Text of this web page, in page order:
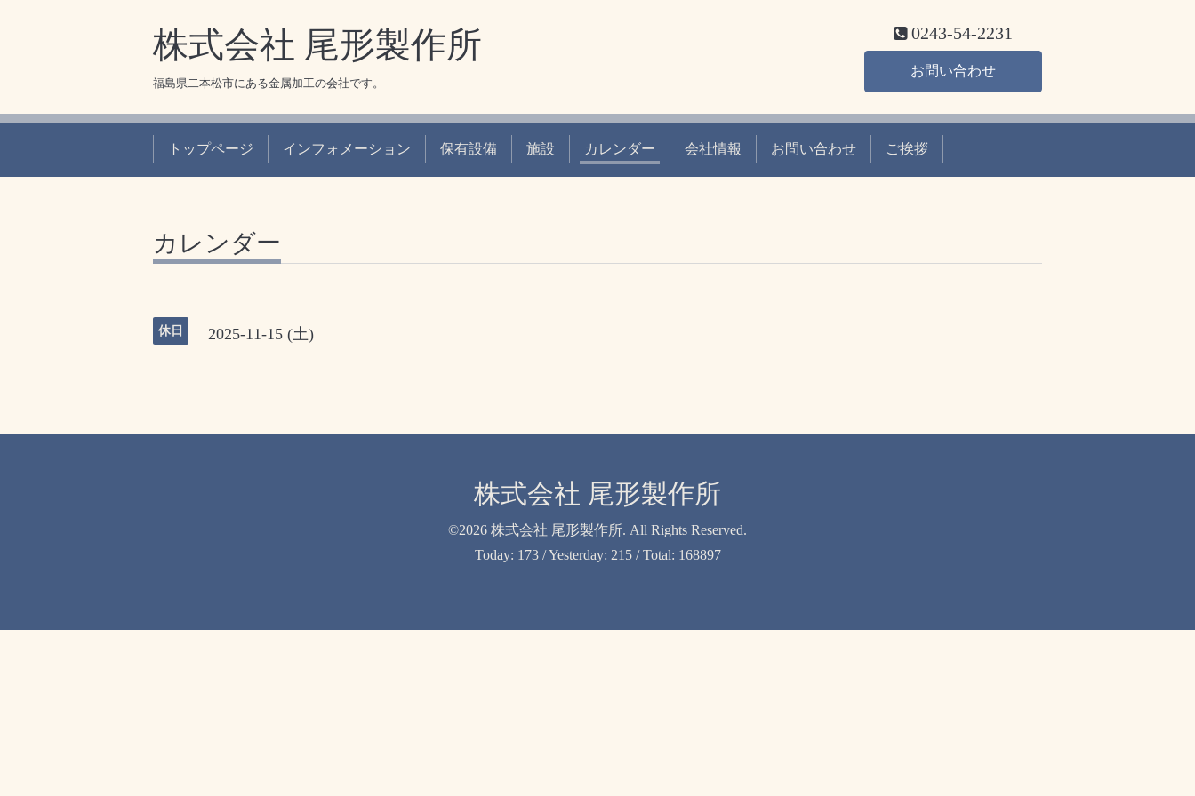
株式会社 尾形製作所
福島県二本松市にある金属加工の会社です。
0243-54-2231
お問い合わせ
トップページ インフォメーション 保有設備 施設 カレンダー 会社情報 お問い合わせ ご挨拶
カレンダー
休日 2025-11-15 (土)
株式会社 尾形製作所
©2026 株式会社 尾形製作所. All Rights Reserved.
Today: 173/ Yesterday: 215/ Total: 168897